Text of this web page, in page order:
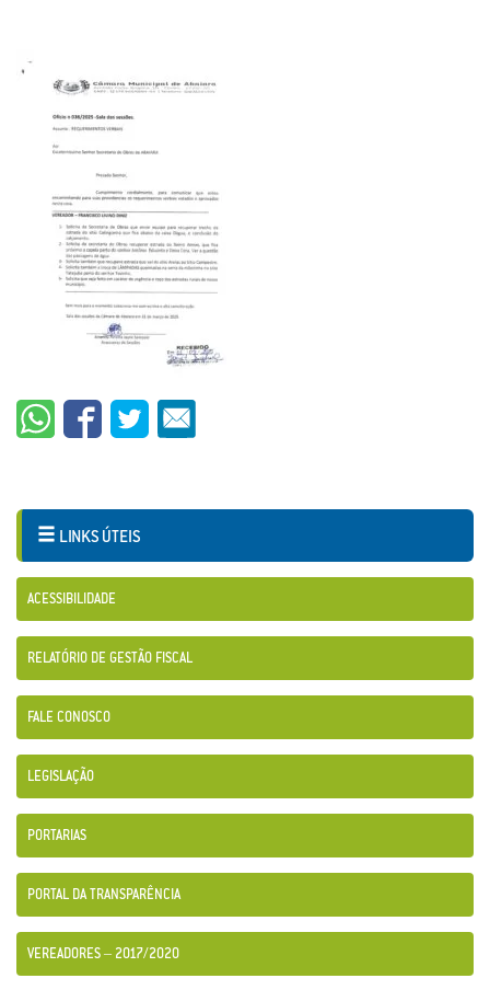
LINKS ÚTEIS
ACESSIBILIDADE
RELATÓRIO DE GESTÃO FISCAL
FALE CONOSCO
LEGISLAÇÃO
PORTARIAS
PORTAL DA TRANSPARÊNCIA
VEREADORES – 2017/2020